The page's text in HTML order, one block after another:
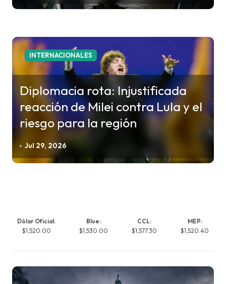
INTERNACIONALES
Diplomacia rota: Injustificada
reacción de Milei contra Lula y el
riesgo para la región
Jul 29, 2026
Dólar Oficial:
$1,520.00
Blue:
$1,530.00
CCL:
$1,577.30
MEP:
$1,520.40